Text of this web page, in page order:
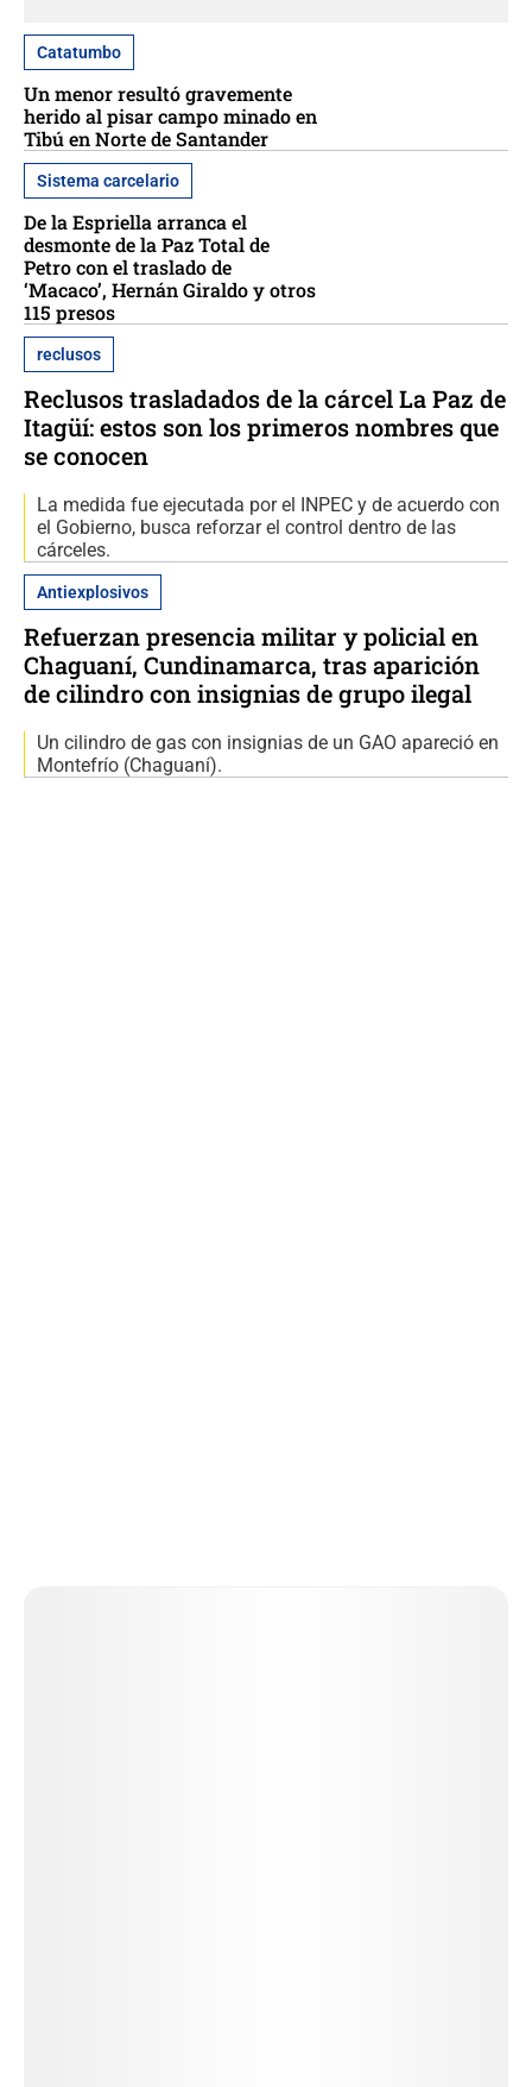
Catatumbo
Un menor resultó gravemente
herido al pisar campo minado en
Tibú en Norte de Santander
Sistema carcelario
De la Espriella arranca el
desmonte de la Paz Total de
Petro con el traslado de
‘Macaco’, Hernán Giraldo y otros
115 presos
reclusos
Reclusos trasladados de la cárcel La Paz de
Itagüí: estos son los primeros nombres que
se conocen
La medida fue ejecutada por el INPEC y de acuerdo con
el Gobierno, busca reforzar el control dentro de las
cárceles.
Antiexplosivos
Refuerzan presencia militar y policial en
Chaguaní, Cundinamarca, tras aparición
de cilindro con insignias de grupo ilegal
Un cilindro de gas con insignias de un GAO apareció en
Montefrío (Chaguaní).